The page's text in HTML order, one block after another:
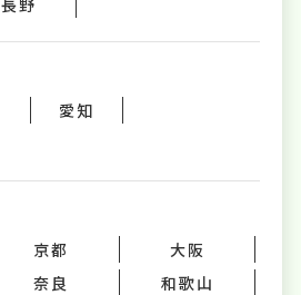
長野
愛知
京都
大阪
奈良 和歌山